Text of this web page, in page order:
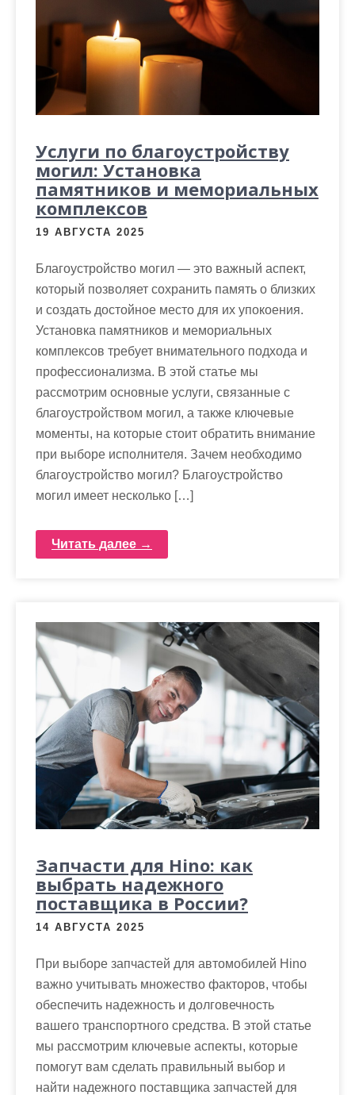
Услуги по благоустройству
могил: Установка
памятников и мемориальных
комплексов
19 АВГУСТА 2025
Благоустройство могил — это важный аспект,
который позволяет сохранить память о близких
и создать достойное место для их упокоения.
Установка памятников и мемориальных
комплексов требует внимательного подхода и
профессионализма. В этой статье мы
рассмотрим основные услуги, связанные с
благоустройством могил, а также ключевые
моменты, на которые стоит обратить внимание
при выборе исполнителя. Зачем необходимо
благоустройство могил? Благоустройство
могил имеет несколько […]
Читать далее →
Запчасти для Hino: как
выбрать надежного
поставщика в России?
14 АВГУСТА 2025
При выборе запчастей для автомобилей Hino
важно учитывать множество факторов, чтобы
обеспечить надежность и долговечность
вашего транспортного средства. В этой статье
мы рассмотрим ключевые аспекты, которые
помогут вам сделать правильный выбор и
найти надежного поставщика запчастей для